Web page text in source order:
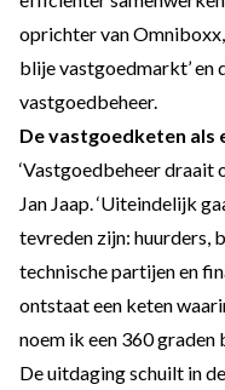
oprichter van
blije vastgoedmarkt’ en
vastgoedbeheer.
De vastgoedketen als
‘Vastgoedbeheer draait
Jan Jaap. ‘Uiteindelijk
tevreden zijn: huurders,
technische partijen en
ontstaat een keten
noem ik een 360 graden
De uitdaging schuilt in